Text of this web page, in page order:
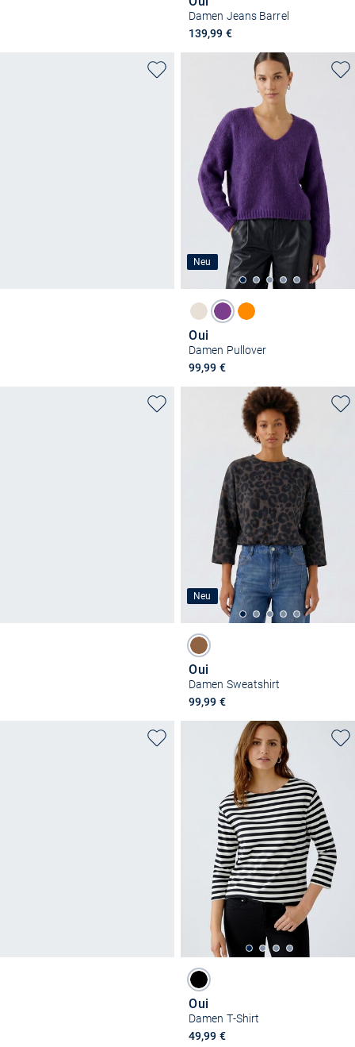
Damen Jeans Barrel
139,99 €
Neu
Oui
Damen Pullover
99,99 €
Neu
Oui
Damen Sweatshirt
99,99 €
Oui
Damen T-Shirt
49,99 €